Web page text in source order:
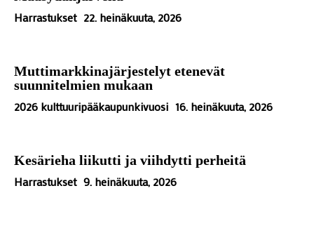
Harrastukset 22. heinäkuuta, 2026
Muttimarkkinajärjestelyt etenevät
suunnitelmien mukaan
2026 kulttuuripääkaupunkivuosi 16. heinäkuuta, 2026
Kesärieha liikutti ja viihdytti perheitä
Harrastukset 9. heinäkuuta, 2026